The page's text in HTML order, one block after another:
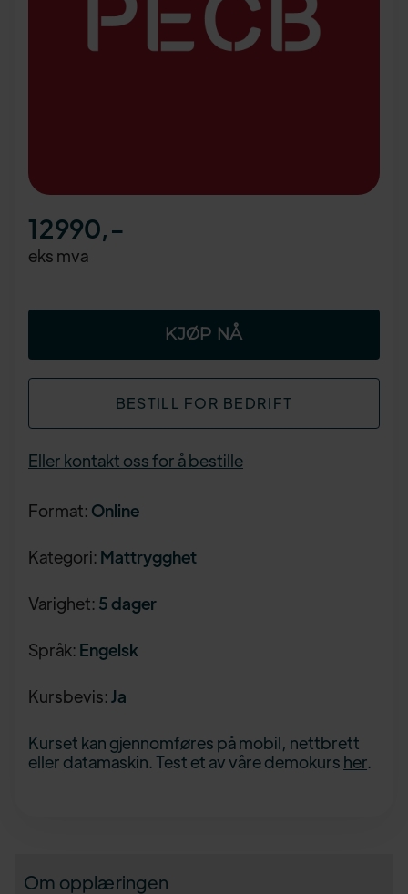
12990,-
eks mva
BESTILL FOR BEDRIFT
Eller kontakt oss for å bestille
Format: Online
Kategori: Mattrygghet
Varighet: 5 dager
Språk: Engelsk
Kursbevis:Ja
Kurset kan gjennomføres på mobil, nettbrett
eller datamaskin. Test et av våre demokurs her.
Om opplæringen